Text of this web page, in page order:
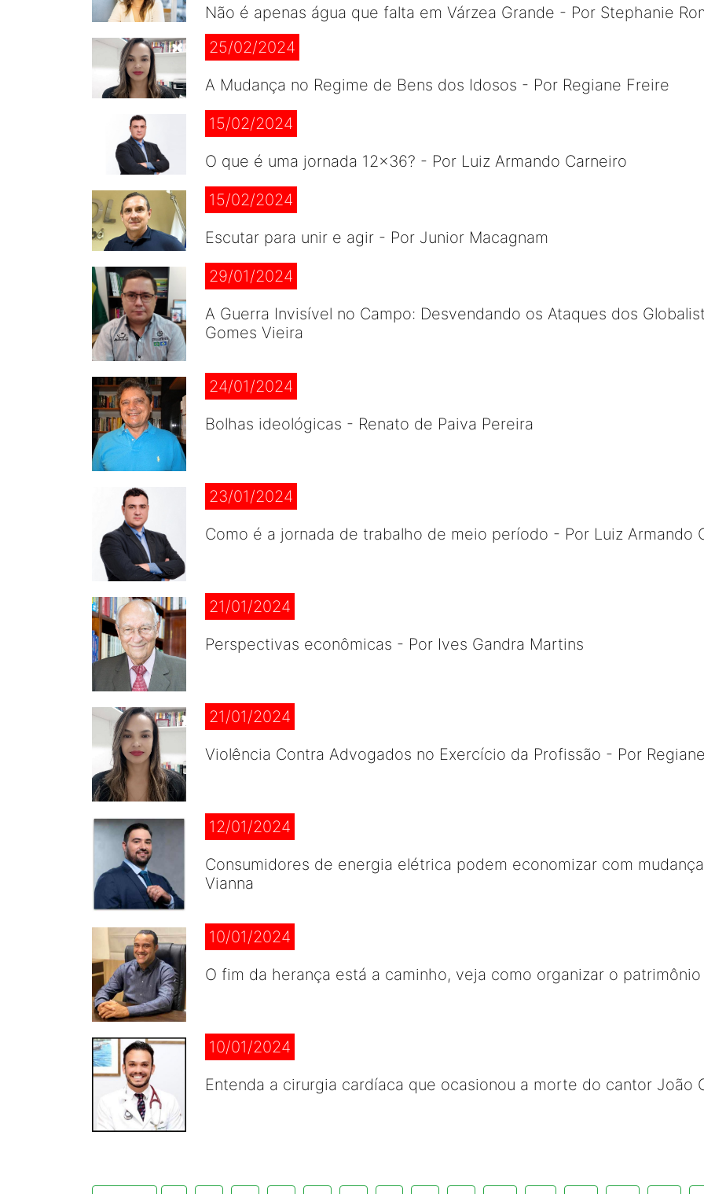
Não é apenas água que falta em Várzea Grande - Por Stephanie
25/02/2024
A Mudança no Regime de Bens dos Idosos - Por Regiane Freire
15/02/2024
O que é uma jornada 12×36? - Por Luiz Armando Carneiro
15/02/2024
Escutar para unir e agir - Por Junior Macagnam
29/01/2024
A Guerra Invisível no Campo: Desvendando os Ataques dos
Gomes Vieira
24/01/2024
Bolhas ideológicas - Renato de Paiva Pereira
23/01/2024
Como é a jornada de trabalho de meio período - Por Luiz Armando
21/01/2024
Perspectivas econômicas - Por Ives Gandra Martins
21/01/2024
Violência Contra Advogados no Exercício da Profissão - Por
12/01/2024
Consumidores de energia elétrica podem economizar com
Vianna
10/01/2024
O fim da herança está a caminho, veja como organizar o
10/01/2024
Entenda a cirurgia cardíaca que ocasionou a morte do cantor João